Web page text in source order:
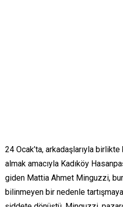
24 Ocak’ta, arkadaşlarıyla
almak amacıyla Kadıköy
giden Mattia Ahmet Minguzzi,
bilinmeyen bir nedenle